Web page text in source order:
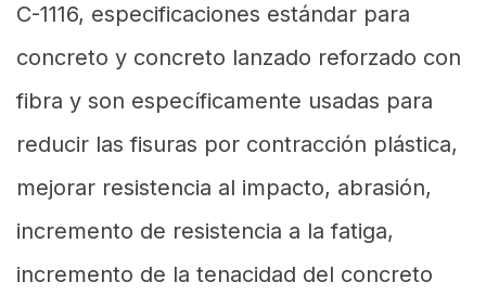
C-1116, especificaciones estándar para
concreto y concreto lanzado reforzado con
fibra y son específicamente usadas para
reducir las fisuras por contracción plástica,
mejorar resistencia al impacto, abrasión,
incremento de resistencia a la fatiga,
incremento de la tenacidad del concreto